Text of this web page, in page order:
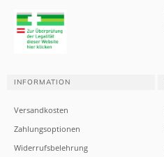
INFORMATION
Versandkosten
Zahlungsoptionen
Widerrufsbelehrung